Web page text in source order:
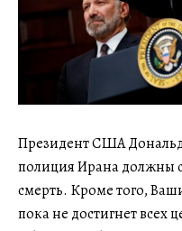
Президент США
полиция Ирана должны
смерть. Кроме того,
пока не достигнет всех